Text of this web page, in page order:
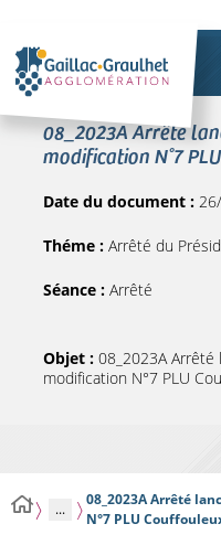
08_2023A Arrêté
modification N°7
Date du document :
Théme : Arrêté du
Séance : Arrêté
Objet : 08_2023A
modification N°7 PLU
...
08_2023A Arrêté
N°7 PLU